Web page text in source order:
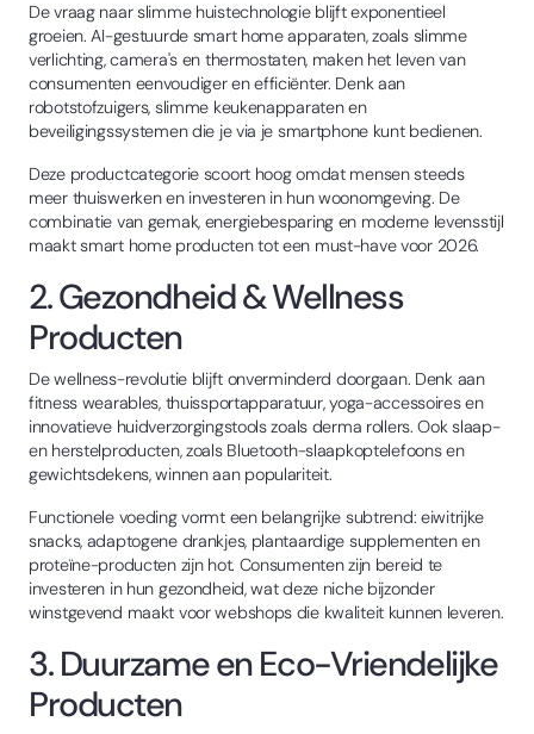
De vraag naar slimme huistechnologie blijft exponentieel
groeien. AI-gestuurde smart home apparaten, zoals slimme
verlichting, camera's en thermostaten, maken het leven van
consumenten eenvoudiger en efficiënter. Denk aan
robotstofzuigers, slimme keukenapparaten en
beveiligingssystemen die je via je smartphone kunt bedienen.
Deze productcategorie scoort hoog omdat mensen steeds
meer thuiswerken en investeren in hun woonomgeving. De
combinatie van gemak, energiebesparing en moderne levensstijl
maakt smart home producten tot een must-have voor 2026.
2. Gezondheid & Wellness
Producten
De wellness-revolutie blijft onverminderd doorgaan. Denk aan
fitness wearables, thuissportapparatuur, yoga-accessoires en
innovatieve huidverzorgingstools zoals derma rollers. Ook slaap-
en herstelproducten, zoals Bluetooth-slaapkoptelefoons en
gewichtsdekens, winnen aan populariteit.
Functionele voeding vormt een belangrijke subtrend: eiwitrijke
snacks, adaptogene drankjes, plantaardige supplementen en
proteïne-producten zijn hot. Consumenten zijn bereid te
investeren in hun gezondheid, wat deze niche bijzonder
winstgevend maakt voor webshops die kwaliteit kunnen leveren.
3. Duurzame en Eco-Vriendelijke
Producten